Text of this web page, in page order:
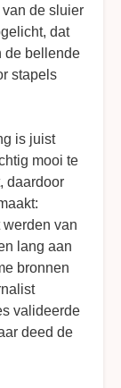
de sluier
dat
de bellende
stapels
is juist
mooi te
daardoor
van
lang aan
bronnen
valideerde
deed de